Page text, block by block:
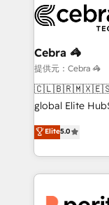
Iberia (Spain &
with intelligent
growth. Our
that simplify
turn innovation into
HubSpot
projects •
technology for
Cebra 🦓
提供元：Cebra 🦓
global Elite
technology,
Latin America
across 9
insight with
Elite5.0